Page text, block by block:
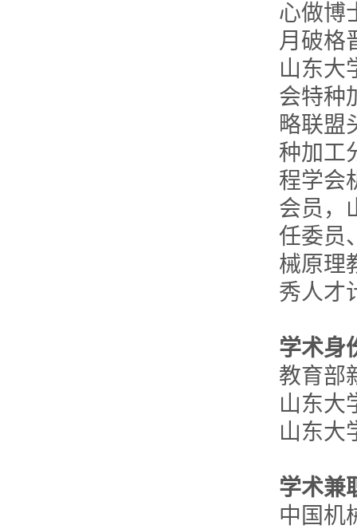
心做博
月破格
山东大
会特种
略联盟
种加工
程学会
会员，
任委员
械原理
秀人才
学术身
教育部
山东大
山东大
学术兼
中国机